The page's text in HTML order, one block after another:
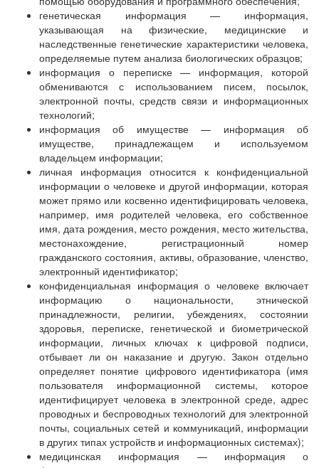
генетическая информация — информация,
указывающая на физические, медицинские и
наследственные генетические характеристики человека,
определяемые путем анализа биологических образцов;
информация о переписке — информация, которой
обмениваются с использованием писем, посылок,
электронной почты, средств связи и информационных
технологий;
информация об имуществе — информация об
имуществе, принадлежащем и используемом
владельцем информации;
личная информация относится к конфиденциальной
информации о человеке и другой информации, которая
может прямо или косвенно идентифицировать человека,
например, имя родителей человека, его собственное
имя, дата рождения, место рождения, место жительства,
местонахождение, регистрационный номер
гражданского состояния, активы, образование, членство,
электронный идентификатор;
конфиденциальная информация о человеке включает
информацию о национальности, этнической
принадлежности, религии, убеждениях, состоянии
здоровья, переписке, генетической и биометрической
информации, личных ключах к цифровой подписи,
отбывает ли он наказание и другую. Закон отдельно
определяет понятие цифрового идентификатора (имя
пользователя информационной системы, которое
идентифицирует человека в электронной среде, адрес
проводных и беспроводных технологий для электронной
почты, социальных сетей и коммуникаций, информации
в других типах устройств и информационных системах);
медицинская информация — информация о